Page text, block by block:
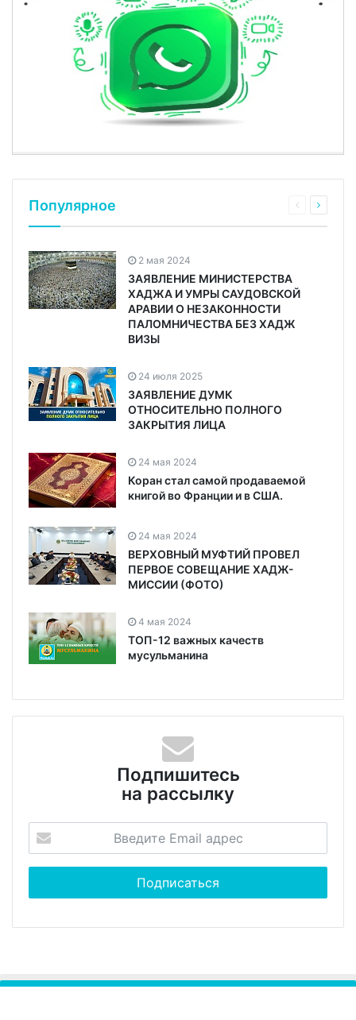
Популярное
2 мая 2024
ЗАЯВЛЕНИЕ МИНИСТЕРСТВА
ХАДЖА И УМРЫ САУДОВСКОЙ
АРАВИИ О НЕЗАКОННОСТИ
ПАЛОМНИЧЕСТВА БЕЗ ХАДЖ
ВИЗЫ
24 июля 2025
ЗАЯВЛЕНИЕ ДУМК
ОТНОСИТЕЛЬНО ПОЛНОГО
ЗАКРЫТИЯ ЛИЦА
24 мая 2024
Коран стал самой продаваемой
книгой во Франции и в США.
24 мая 2024
ВЕРХОВНЫЙ МУФТИЙ ПРОВЕЛ
ПЕРВОЕ СОВЕЩАНИЕ ХАДЖ-
МИССИИ (ФОТО)
4 мая 2024
ТОП-12 важных качеств
мусульманина
Подпишитесь
на рассылку